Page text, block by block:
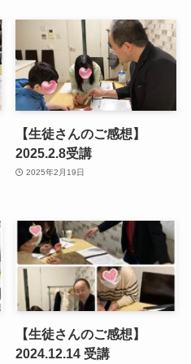
【生徒さんのご感想】
2025.2.8受講
2025年2月19日
【生徒さんのご感想】
2024.12.14 受講